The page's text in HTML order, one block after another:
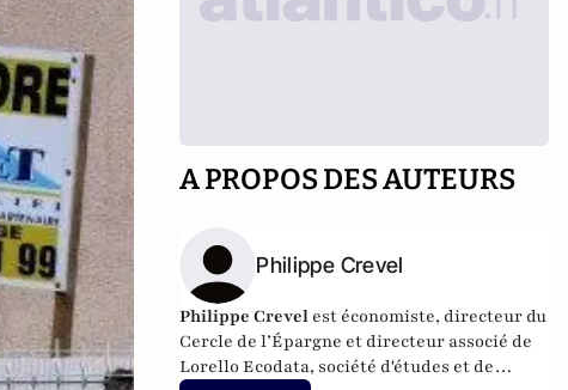
A PROPOS DES AUTEURS
Philippe Crevel
Philippe Crevel est économiste, directeur du
Cercle de l’Épargne et directeur associé de
Lorello Ecodata, société d'études et de